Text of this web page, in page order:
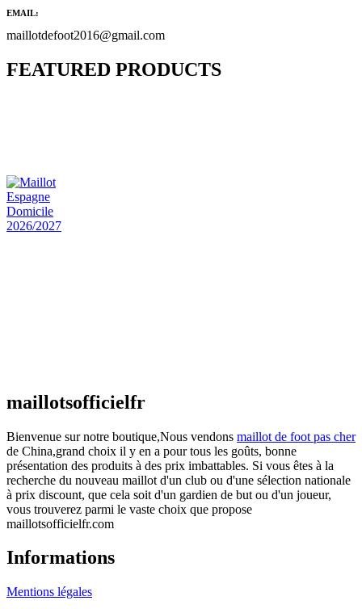
EMAIL:
maillotdefoot2016@gmail.com
FEATURED PRODUCTS
maillotsofficielfr
Bienvenue sur notre boutique,Nous vendons maillot de foot pas cher
de China,grand choix il y en a pour tous les goûts, bonne
présentation des produits à des prix imbattables. Si vous êtes à la
recherche du nouveau maillot d'un club ou d'une sélection nationale
à prix discount, que cela soit d'un gardien de but ou d'un joueur,
vous trouverez parmi le vaste choix que propose
maillotsofficielfr.com
Informations
Mentions légales